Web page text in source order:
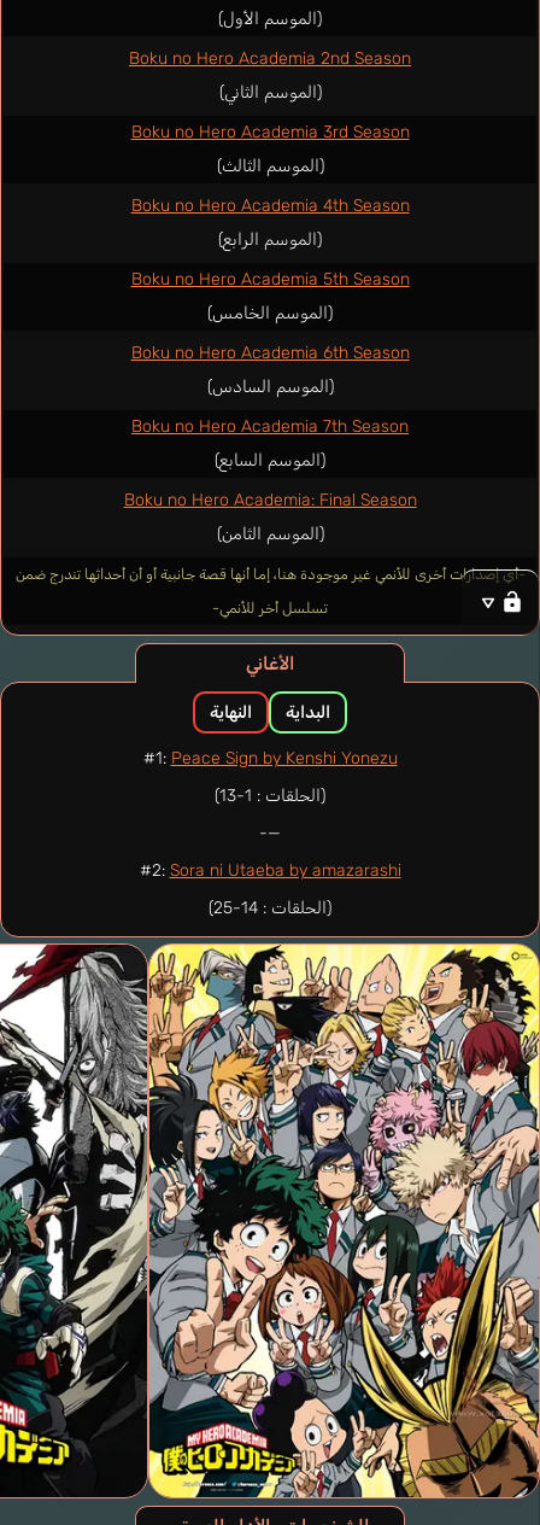
(الموسم الأول)
Boku no Hero Academia 2nd Season
(الموسم الثاني)
Boku no Hero Academia 3rd Season
(الموسم الثالث)
Boku no Hero Academia 4th Season
(الموسم الرابع)
Boku no Hero Academia 5th Season
(الموسم الخامس)
Boku no Hero Academia 6th Season
(الموسم السادس)
Boku no Hero Academia 7th Season
(الموسم السابع)
Boku no Hero Academia: Final Season
(الموسم الثامن)
-أي إصدارات أخرى للأنمي غير موجودة هنا، إما أنها قصة جانبية أو أن أحداثها تندرج ضمن
تسلسل أخر للأنمي-
الأغاني
البداية النهاية
#1: Peace Sign by Kenshi Yonezu
(الحلقات : 1-13)
—-
#2: Sora ni Utaeba by amazarashi
(الحلقات : 14-25)